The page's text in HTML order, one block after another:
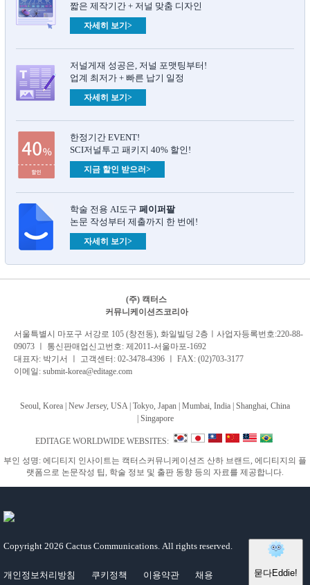
짧은 제작기간 + 저널 맞춤 디자인
자세히 보기>
저널게재 성공은, 저널 포맷팅부터!
업계 최저가 + 빠른 납기 일정
자세히 보기>
한정기간 EVENT!
SCI저널투고 패키지 40% 할인!
지금 할인 받으러>
학술 전용 AI도구 페이퍼팔
논문 작성부터 제출까지 한 번에!
자세히 보기>
(주) 캑터스
커뮤니케이션즈코리아
서 울특별시 마포구 서강로 105 (창전동), 화일빌딩 2층 ㅣ사업자등록번호:220-88-
09073 ㅣ 통신판매업신고번호: 제2011-서울마포-1692
대표자: 박기서 ㅣ 고객센터: 02-3478-4396 ㅣ FAX: (02)703-3177
이메일: submit-korea@editage.com
Seoul, Korea | New Jersey, USA | Tokyo, Japan | Mumbai, India | Shanghai, China
Singapore
EDITAGE WORLDWIDE WEBSITES:
부인 성명: 에디티지 인사이트는 캑터스커뮤니케이션즈 산하 브랜드, 에디티지의 플
랫폼으로 논문작성 팁, 학술 정보 및 출판 동향 등의 자료를 제공합니다.
Copyright 2026 Cactus Communications. All rights reserved.
개인정보처리방침 쿠키정책 이용약관 채용